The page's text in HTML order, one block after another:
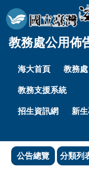
教務處公用佈
海大首頁 教務處
教務支援系統
招生資訊網 新
公告總覽 分類列